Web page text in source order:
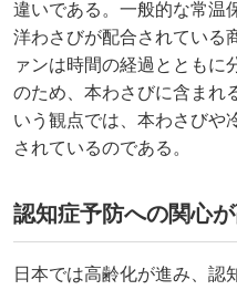
違いである。一般的な常温
洋わさびが配合されている
ァンは時間の経過とともに
のため、本わさびに含まれ
いう観点では、本わさびや
されているのである。
認知症予防への関心
日本では高齢化が進み、認